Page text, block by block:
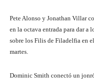
Pete Alonso y Jonathan Villar
en la octava entrada para dar a
sobre los Filis de Filadelfia en
martes.
Dominic Smith conectó un